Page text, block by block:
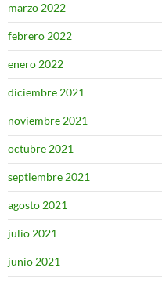
marzo 2022
febrero 2022
enero 2022
diciembre 2021
noviembre 2021
octubre 2021
septiembre 2021
agosto 2021
julio 2021
junio 2021